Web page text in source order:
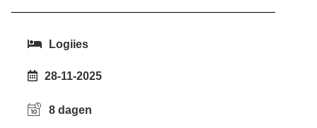
Logiies
28-11-2025
8 dagen